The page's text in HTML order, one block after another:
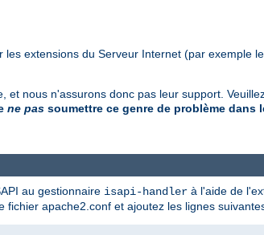
extensions du Serveur Internet (par exemple
et nous n'assurons donc pas leur support.
ne pas soumettre ce genre de problème dans
au gestionnaire isapi-handler à l'aide de
apache2.conf et ajoutez les lignes